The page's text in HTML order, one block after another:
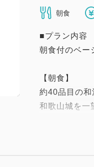
朝食
■プラン内容
朝食付のベー
【朝食】
約40品目の和
和歌山城を一